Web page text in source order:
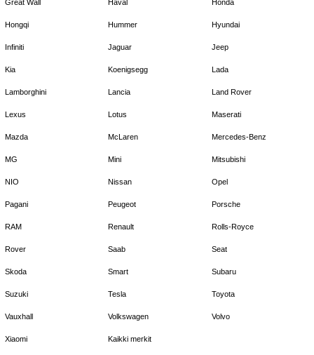
Great Wall Haval Honda
Hongqi Hummer Hyundai
Infiniti Jaguar Jeep
Kia Koenigsegg Lada
Lamborghini Lancia Land Rover
Lexus Lotus Maserati
Mazda McLaren Mercedes-Benz
MG Mini Mitsubishi
NIO Nissan Opel
Pagani Peugeot Porsche
RAM Renault Rolls-Royce
Rover Saab Seat
Skoda Smart Subaru
Suzuki Tesla Toyota
Vauxhall Volkswagen Volvo
Xiaomi Kaikki merkit